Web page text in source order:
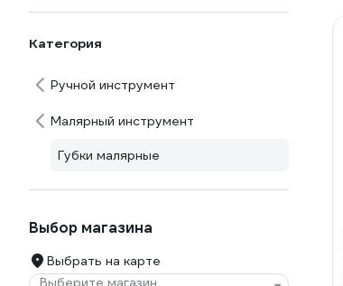
Категория
Ручной инструмент
Малярный инструмент
Губки малярные
Выбор магазина
Выбрать на карте
Выберите магазин